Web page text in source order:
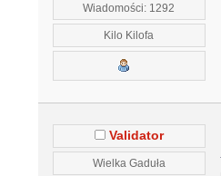
Wiadomości: 1292
Kilo Kilofa
Validator
Wielka Gaduła